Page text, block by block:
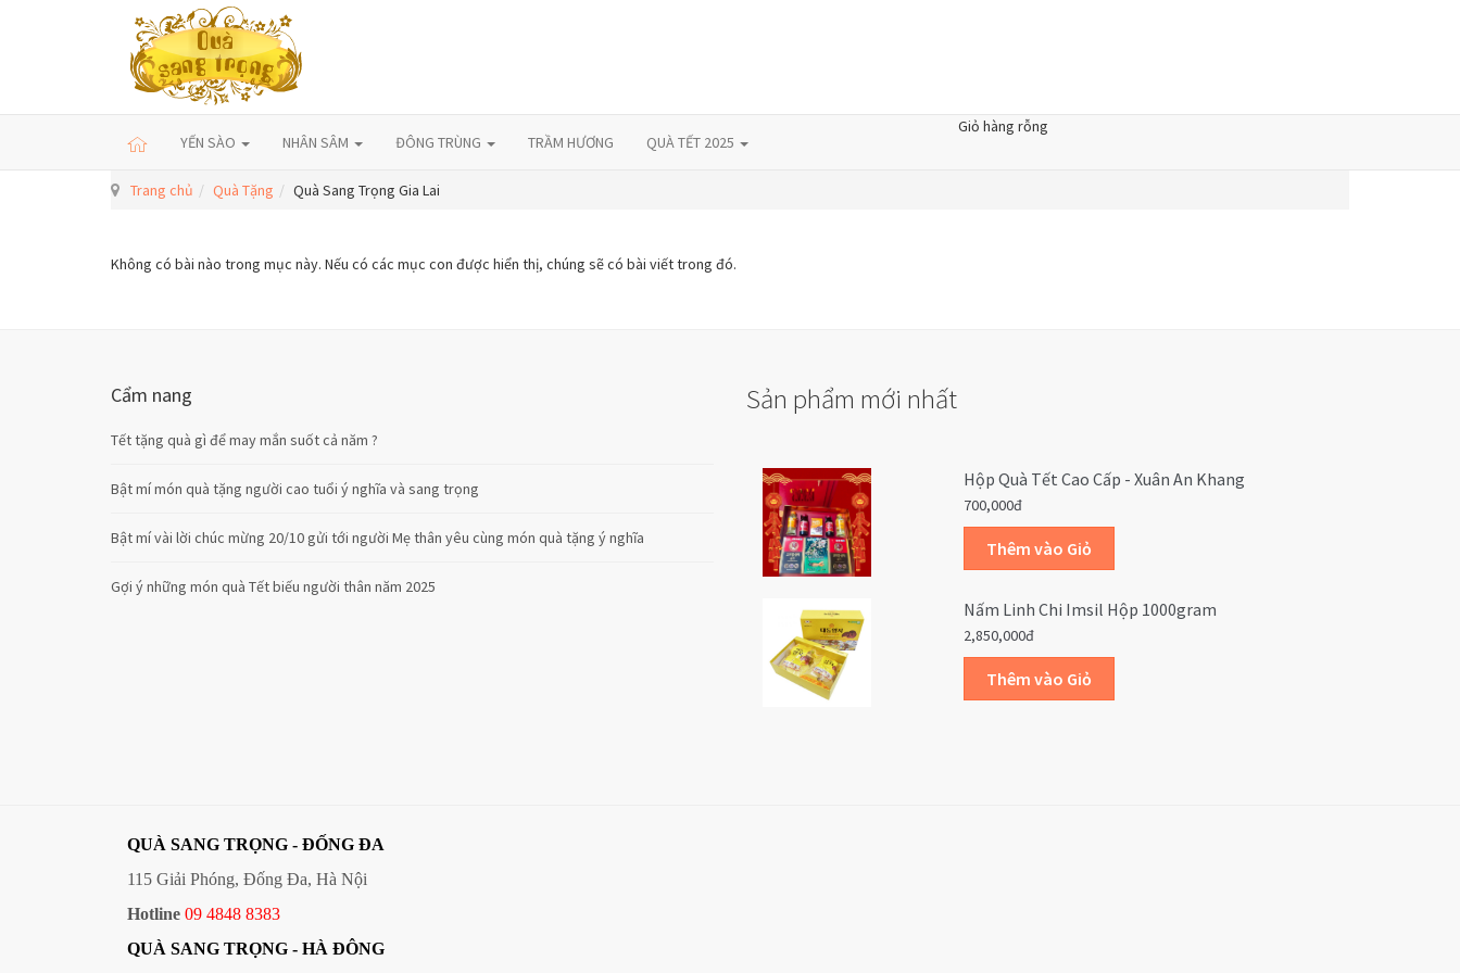
YẾN SÀO NHÂN SÂM ĐÔNG TRÙNG TRẦM HƯƠNG QUÀ TẾT 2025
Giỏ hàng rỗng
Trang chủ Quà Tặng Quà Sang Trọng Gia Lai
Không có bài nào trong mục này. Nếu có các mục con được hiển thị, chúng sẽ có bài viết trong đó.
Cẩm nang
Tết tặng quà gì để may mắn suốt cả năm ?
Bật mí món quà tặng người cao tuổi ý nghĩa và sang trọng
Bật mí vài lời chúc mừng 20/10 gửi tới người Mẹ thân yêu cùng món quà tặng ý nghĩa
Gợi ý những món quà Tết biếu người thân năm 2025
Sản phẩm mới nhất
Hộp Quà Tết Cao Cấp - Xuân An Khang
700,000đ
Nấm Linh Chi Imsil Hộp 1000gram
2,850,000đ
QUÀ SANG TRỌNG - ĐỐNG ĐA
115 Giải Phóng, Đống Đa, Hà Nội
Hotline 09 4848 8383
QUÀ SANG TRỌNG - HÀ ĐÔNG